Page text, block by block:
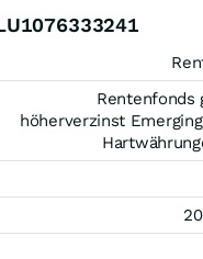
Rentenfonds
höherverzinst